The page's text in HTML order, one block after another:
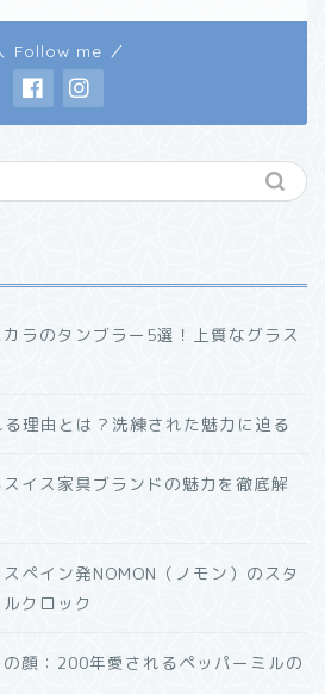
Follow me ／
ラのタンブラー5選！上質なグラス
理由とは？洗練された魅力に迫る
スイス家具ブランドの魅力を徹底解
ペイン発NOMON（ノモン）のスタ
クロック
顔：200年愛されるペッパーミルの